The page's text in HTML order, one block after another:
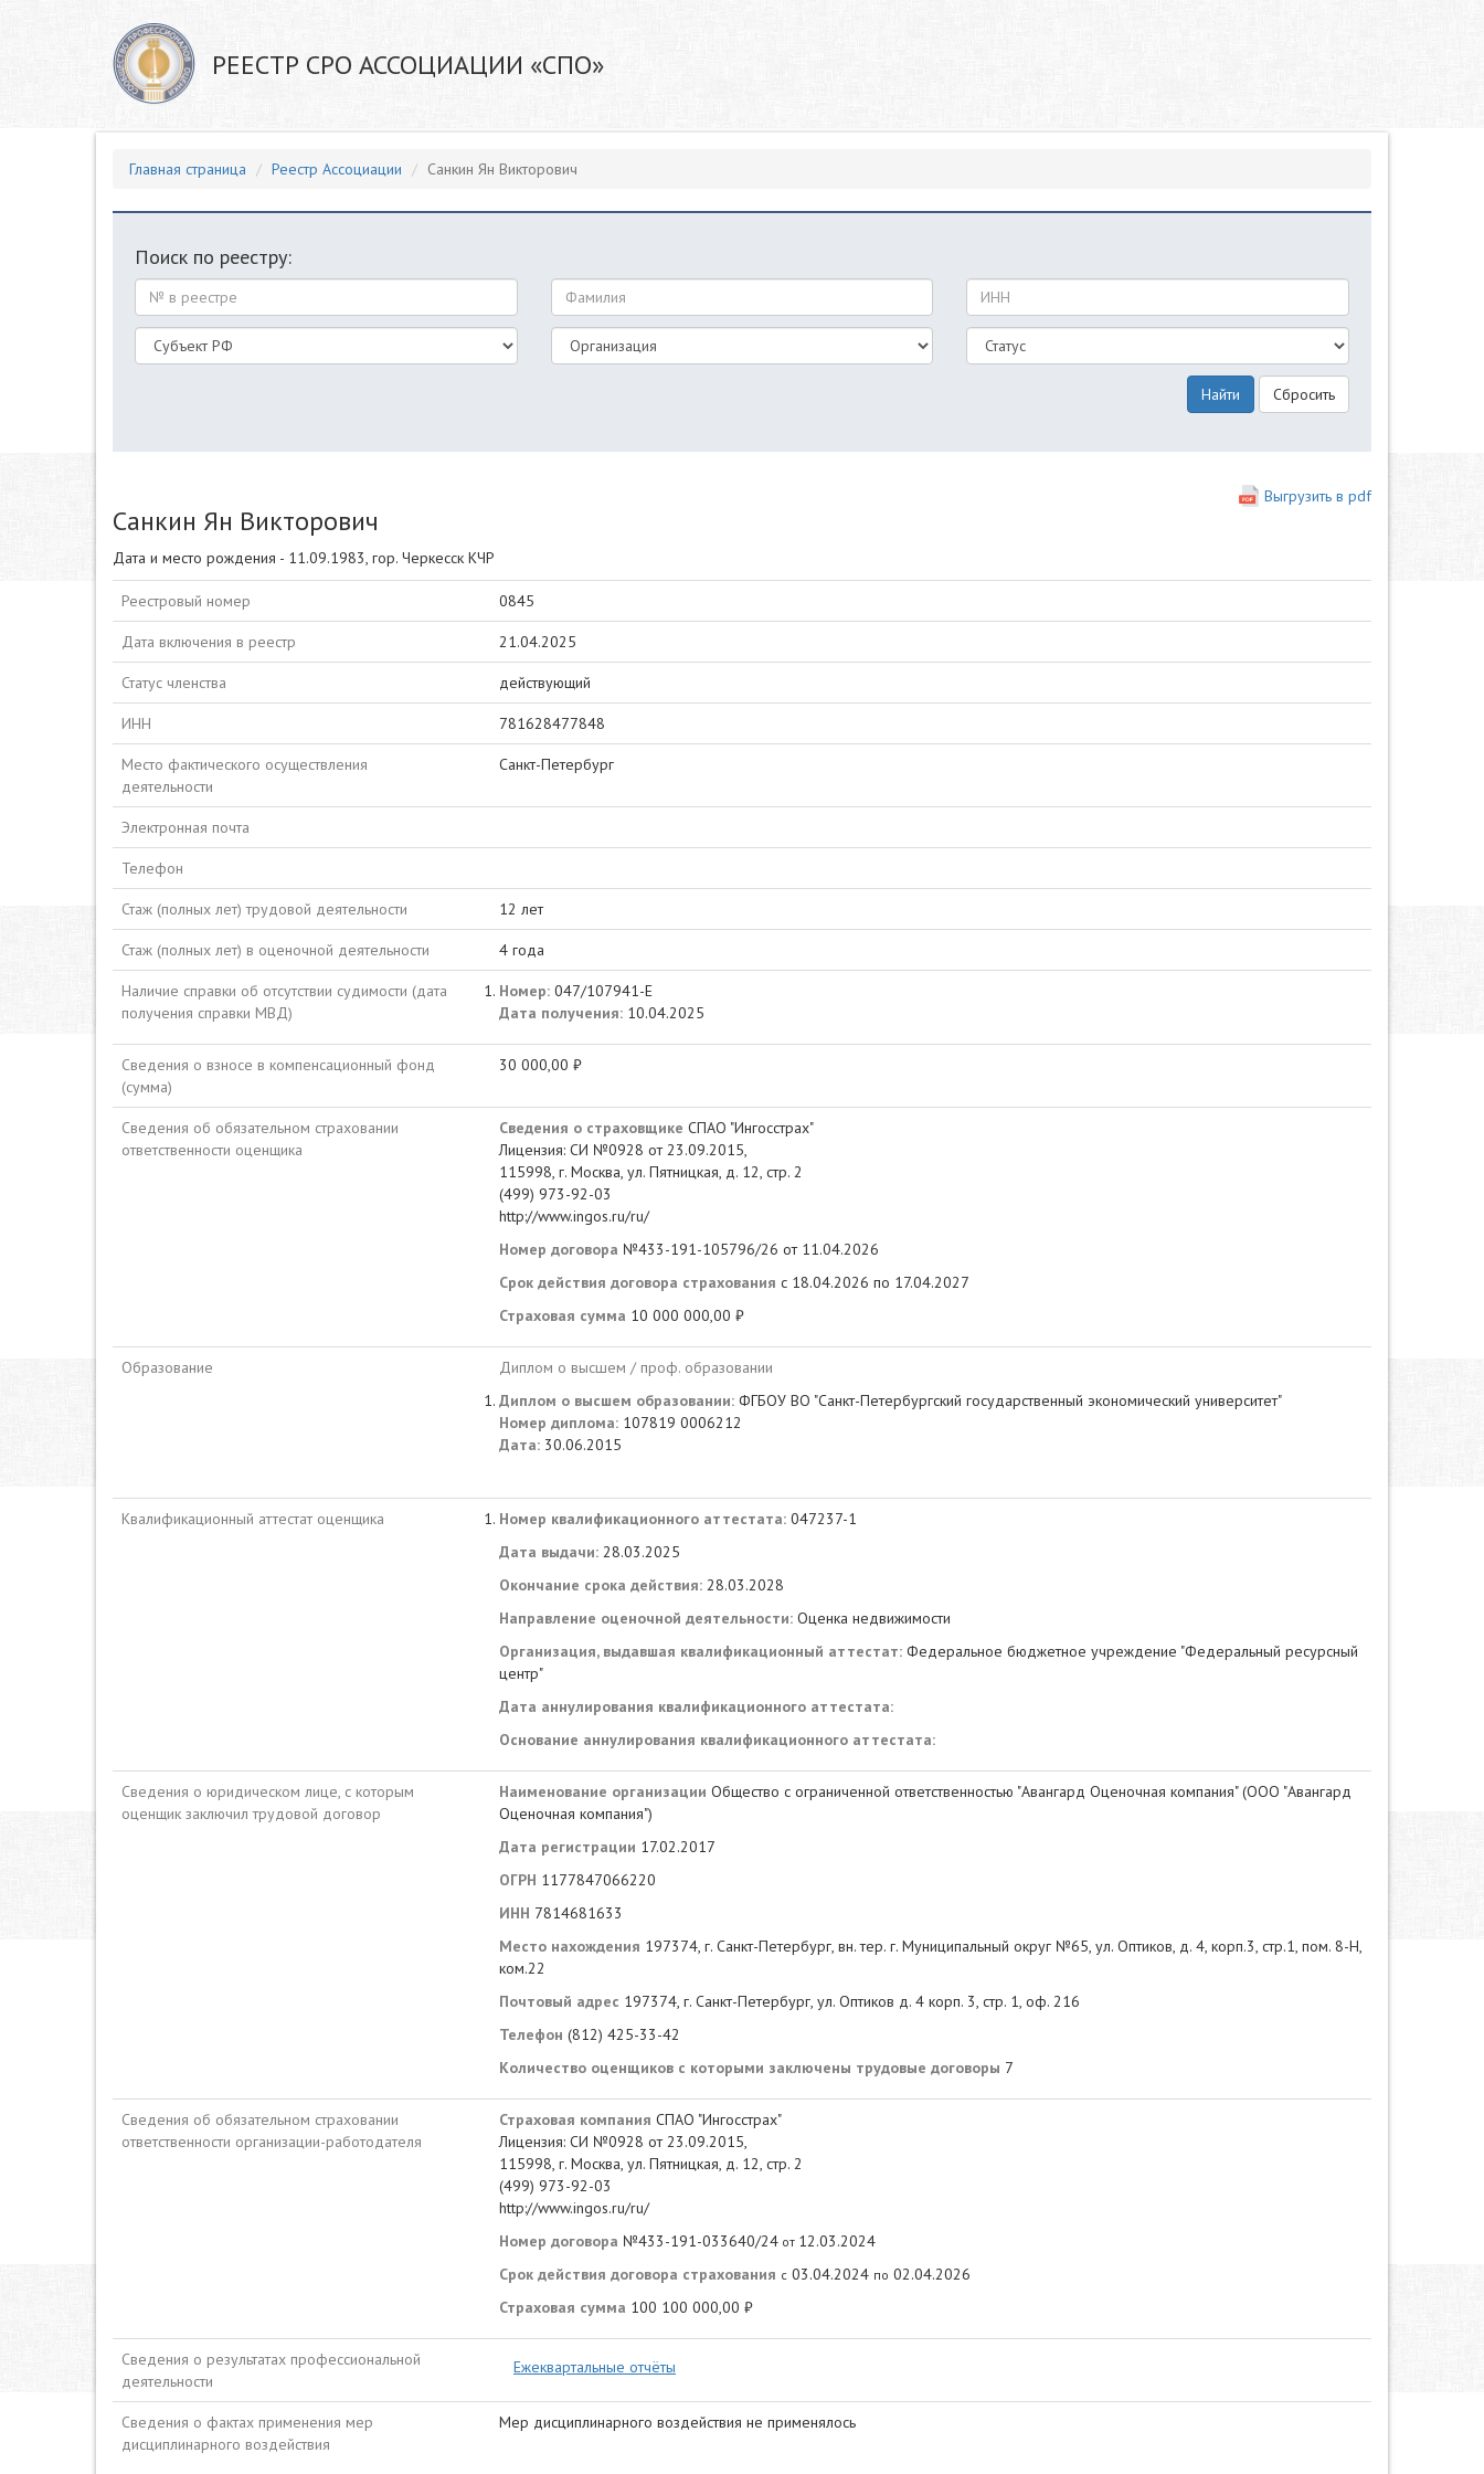
РЕЕСТР СРО АССОЦИАЦИИ «СПО»
Главная страница Реестр Ассоциации Санкин Ян Викторович
Поиск по реестру:
Найти Сбросить
Выгрузить в pdf
Санкин Ян Викторович
Дата и место рождения - 11.09.1983, гор. Черкесск КЧР
Реестровый номер 0845
Дата включения в реестр 21.04.2025
Статус членства действующий
ИНН 781628477848
Место фактического осуществления
деятельности
Санкт-Петербург
Электронная почта
Телефон
Стаж (полных лет) трудовой деятельности 12 лет
Стаж (полных лет) в оценочной деятельности 4 года
Наличие справки об отсутствии судимости (дата
получения справки МВД)
Номер: 047/107941-Е
Дата получения: 10.04.2025
Сведения о взносе в компенсационный фонд
(сумма)
30 000,00 ₽
Сведения об обязательном страховании
ответственности оценщика
Сведения о страховщике СПАО "Ингосстрах"
Лицензия: СИ №0928 от 23.09.2015,
115998, г. Москва, ул. Пятницкая, д. 12, стр. 2
(499) 973-92-03
http://www.ingos.ru/ru/
Номер договора №433-191-105796/26 от 11.04.2026
Срок действия договора страхования с 18.04.2026 по 17.04.2027
Страховая сумма 10 000 000,00 ₽
Образование
Диплом о высшем / проф. образовании
Диплом о высшем образовании: ФГБОУ ВО "Санкт-Петербургский государственный экономический университет"
Номер диплома: 107819 0006212
Дата: 30.06.2015
Квалификационный аттестат оценщика Номер квалификационного аттестата: 047237-1
Дата выдачи: 28.03.2025
Окончание срока действия: 28.03.2028
Направление оценочной деятельности: Оценка недвижимости
Организация, выдавшая квалификационный аттестат: Федеральное бюджетное учреждение "Федеральный ресурсный
центр"
Дата аннулирования квалификационного аттестата:
Основание аннулирования квалификационного аттестата:
Сведения о юридическом лице, с которым
оценщик заключил трудовой договор
Наименование организации Общество с ограниченной ответственностью "Авангард Оценочная компания" (ООО "Авангард
Оценочная компания")
Дата регистрации 17.02.2017
ОГРН 1177847066220
ИНН 7814681633
Место нахождения 197374, г. Санкт-Петербург, вн. тер. г. Муниципальный округ №65, ул. Оптиков, д. 4, корп.3, стр.1, пом. 8-Н,
ком.22
Почтовый адрес 197374, г. Санкт-Петербург, ул. Оптиков д. 4 корп. 3, стр. 1, оф. 216
Телефон (812) 425-33-42
Количество оценщиков с которыми заключены трудовые договоры 7
Сведения об обязательном страховании
ответственности организации-работодателя
Страховая компания СПАО "Ингосстрах"
Лицензия: СИ №0928 от 23.09.2015,
115998, г. Москва, ул. Пятницкая, д. 12, стр. 2
(499) 973-92-03
http://www.ingos.ru/ru/
Номер договора №433-191-033640/24 от 12.03.2024
Срок действия договора страхования с 03.04.2024 по 02.04.2026
Страховая сумма 100 100 000,00 ₽
Сведения о результатах профессиональной
деятельности
Ежеквартальные отчёты
Сведения о фактах применения мер
дисциплинарного воздействия
Мер дисциплинарного воздействия не применялось